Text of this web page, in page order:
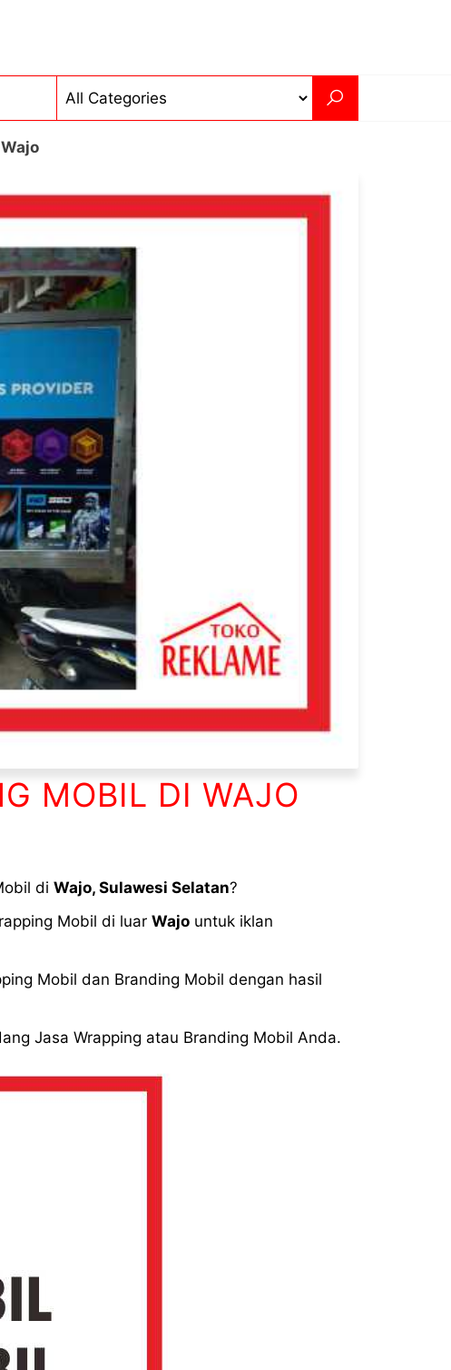
MOBIL DI WAJO
di Wajo, Sulawesi Selatan?
Mobil di luar Wajo untuk iklan
Mobil dan Branding Mobil dengan hasil
Jasa Wrapping atau Branding Mobil Anda.